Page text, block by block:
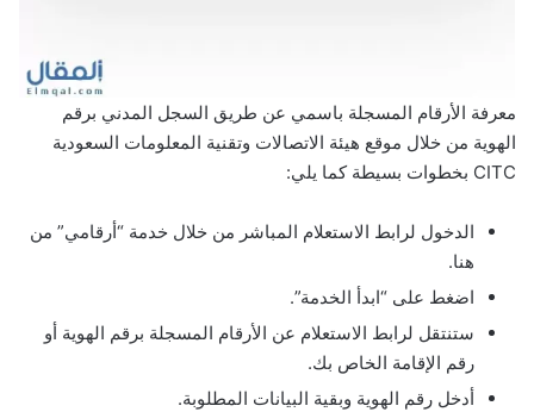
معرفة الأرقام المسجلة باسمي عن طريق السجل المدني برقم
الهوية من خلال موقع هيئة الاتصالات وتقنية المعلومات السعودية
CITC بخطوات بسيطة كما يلي:
الدخول لرابط الاستعلام المباشر من خلال خدمة “أرقامي” من
هنا.
اضغط على “ابدأ الخدمة”.
ستنتقل لرابط الاستعلام عن الأرقام المسجلة برقم الهوية أو
رقم الإقامة الخاص بك.
أدخل رقم الهوية وبقية البيانات المطلوبة.